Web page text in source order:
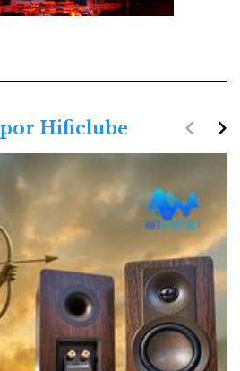
Hificlube navigate_next
navigate_before